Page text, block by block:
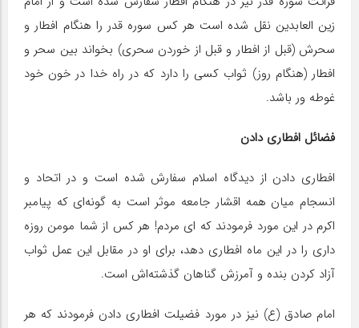
زین العابدین نقل شده است هر کس سوره قدر را هنگام افطار و
سحرش (قبل از افطار و قبل از خوردن سحری) بخواند بین سحر و
افطار (هنگام روز) ثواب کسی را دارد که در راه خدا در خون خود
غوطه ور باشد.
فضائل افطاری دادن
افطاری دادن از دیدگاه اسلام سفارش شده است و در اتحاد و
انسجام میان همه اقشار جامعه موثر است به گونه‌ای که پیامبر
اکرم در این مورد فرمودند که ای مردم! هر کس از شما مومن روزه
داری را در این ماه افطاری دهد، برای او در مقابل این عمل ثواب
آزاد کردن بنده و آمرزش گناهان گذشته‌اش است.
امام صادق (ع) نیز در مورد فضیلت افطاری دادن فرمودند که هر